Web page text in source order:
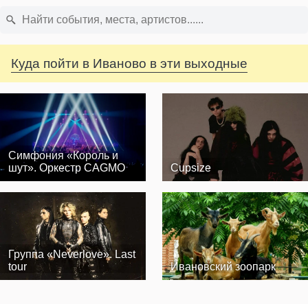
Куда пойти в Иваново в эти выходные
Симфония «Король и
шут». Оркестр CAGMO
Cupsize
Группа «Neverlove». Last
tour
Ивановский зоопарк